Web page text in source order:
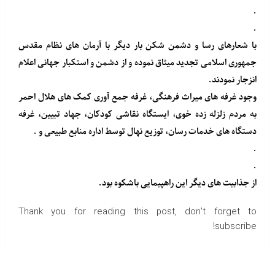
.
.
با شعارهای رسا و دشمن شکن بار دیگر با آرمان های نظام مقدس
جمهوری اسلامی تجدید میثاق نموده و از دشمن و استکبار جهانی اعلام
انزجار نمودند.
وجود غرفه های میراث فرهنگی، غرفه جمع آوری کمک های هلال احمر
به مردم زلزله زده خوی، ایستگاه نقاشی کودکان، جهاد تبیین، غرفه
دستگاه های خدمات رسان، توزیع نهال توسط اداره منابع طبیعی و .
.
.
از جذابیت های دیگر این راهپیمایی باشکوه بود.
Thank you for reading this post, don't forget to
subscribe!